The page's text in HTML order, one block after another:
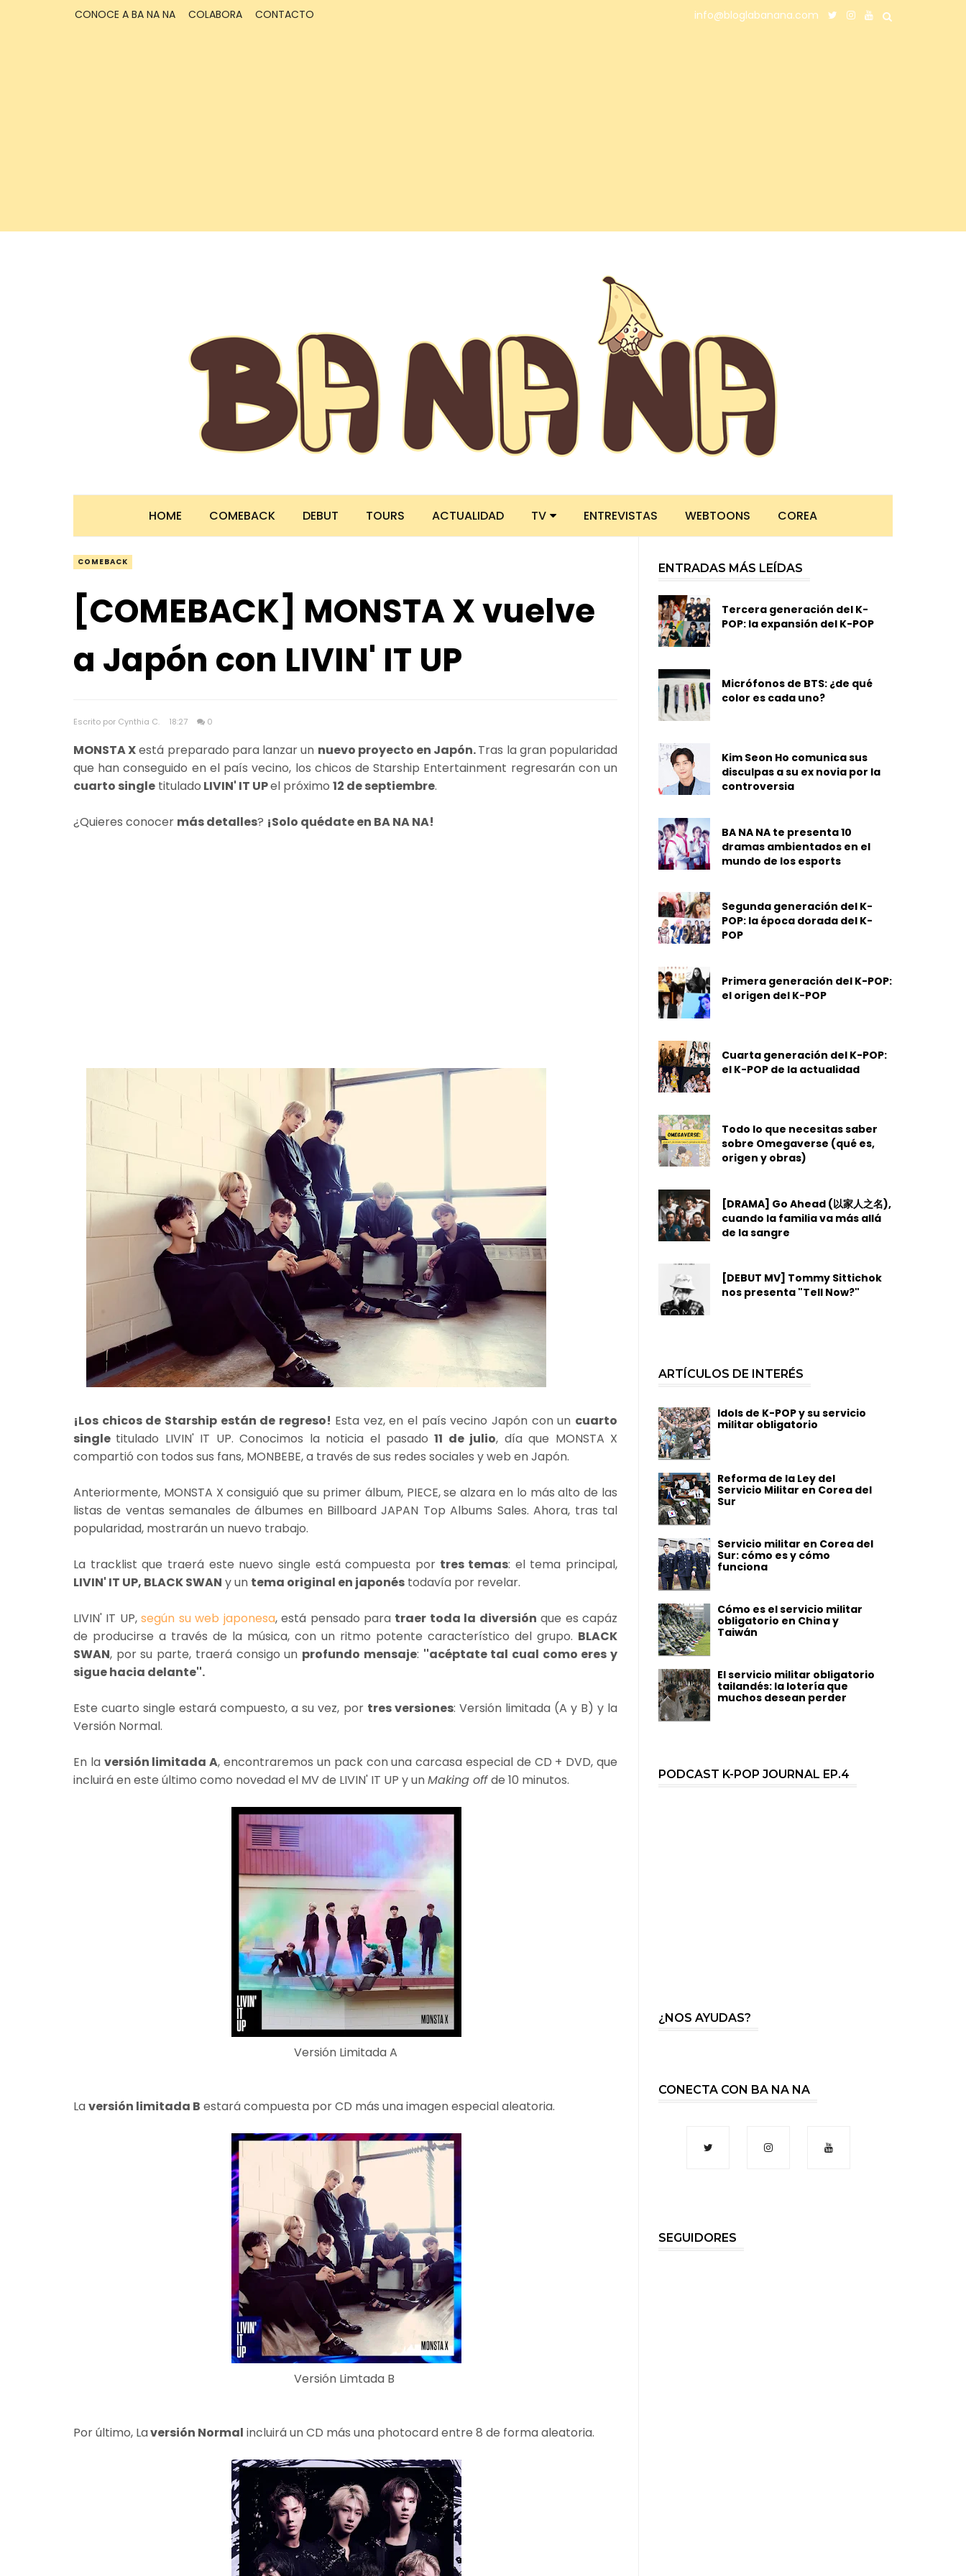
CONOCE A BA NA NA COLABORA CONTACTO info@bloglabanana.com
HOME COMEBACK DEBUT TOURS ACTUALIDAD TV ENTREVISTAS WEBTOONS COREA
COMEBACK
[COMEBACK] MONSTA X vuelve
a Japón con LIVIN' IT UP
Escrito por Cynthia C. 18:27 0
MONSTA Xestá preparado para lanzar un nuevo proyecto en Japón.Tras la gran popularidad
que han conseguido en el país vecino, los chicos de Starship Entertainment regresarán con un
cuarto single titulado LIVIN' IT UPel próximo 12 de septiembre.
¿Quieres conocer más detalles? ¡Solo quédate en BA NA NA!
¡Los chicos de Starship están de regreso! Esta vez, en el país vecino Japón con un cuarto
single titulado LIVIN' IT UP. Conocimos la noticia el pasado11 de julio, día que MONSTA X
compartió con todos sus fans, MONBEBE, a través de sus redes sociales y web en Japón.
Anteriormente, MONSTA X consiguió que su primer álbum, PIECE, se alzara en lo más alto de las
listas de ventas semanales de álbumes en Billboard JAPAN Top Albums Sales. Ahora, tras tal
popularidad, mostrarán un nuevo trabajo.
La tracklist que traerá este nuevo single está compuesta portres temas: el tema principal,
LIVIN' IT UP, BLACK SWAN y un tema original en japonés todavía por revelar.
LIVIN' IT UP,según su web japonesa, está pensado para traer toda la diversión que es capáz
de producirse a través de la música, con un ritmo potente característico del grupo. BLACK
SWAN, por su parte, traerá consigo un profundo mensaje: ''acéptate tal cual como eres y
sigue hacia delante''.
Este cuarto single estará compuesto, a su vez, por tres versiones: Versión limitada (A y B) y la
Versión Normal.
En la versión limitada A, encontraremos un pack con una carcasa especial de CD + DVD, que
incluirá en este último como novedad el MV de LIVIN' IT UP y unMaking offde 10 minutos.
Versión Limitada A
Laversión limitada B estará compuesta por CD más una imagen especial aleatoria.
Versión Limtada B
Por último, Laversión Normal incluirá un CD más una photocard entre 8 de forma aleatoria.
ENTRADAS MÁS LEÍDAS
Tercera generación del K-
POP: la expansión del K-POP
Micrófonos de BTS: ¿de qué
color es cada uno?
Kim Seon Ho comunica sus
disculpas a su ex novia por la
controversia
BA NA NA te presenta 10
dramas ambientados en el
mundo de los esports
Segunda generación del K-
POP: la época dorada del K-
POP
Primera generación del K-POP:
el origen del K-POP
Cuarta generación del K-POP:
el K-POP de la actualidad
Todo lo que necesitas saber
sobre Omegaverse (qué es,
origen y obras)
[DRAMA] Go Ahead (以家人之名),
cuando la familia va más allá
de la sangre
[DEBUT MV] Tommy Sittichok
nos presenta "Tell Now?"
ARTÍCULOS DE INTERÉS
Idols de K-POP y su servicio
militar obligatorio
Reforma de la Ley del
Servicio Militar en Corea del
Sur
Servicio militar en Corea del
Sur: cómo es y cómo
funciona
Cómo es el servicio militar
obligatorio en China y
Taiwán
El servicio militar obligatorio
tailandés: la lotería que
muchos desean perder
PODCAST K-POP JOURNAL EP.4
¿NOS AYUDAS?
CONECTA CON BA NA NA
SEGUIDORES